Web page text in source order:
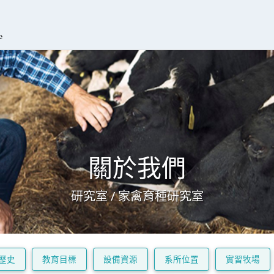
關於我們
研究室 / 家禽育種研究室
史 教育目標 設備資源 系所位置 實習牧場